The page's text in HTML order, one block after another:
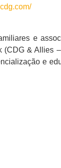
e
& Allies
e